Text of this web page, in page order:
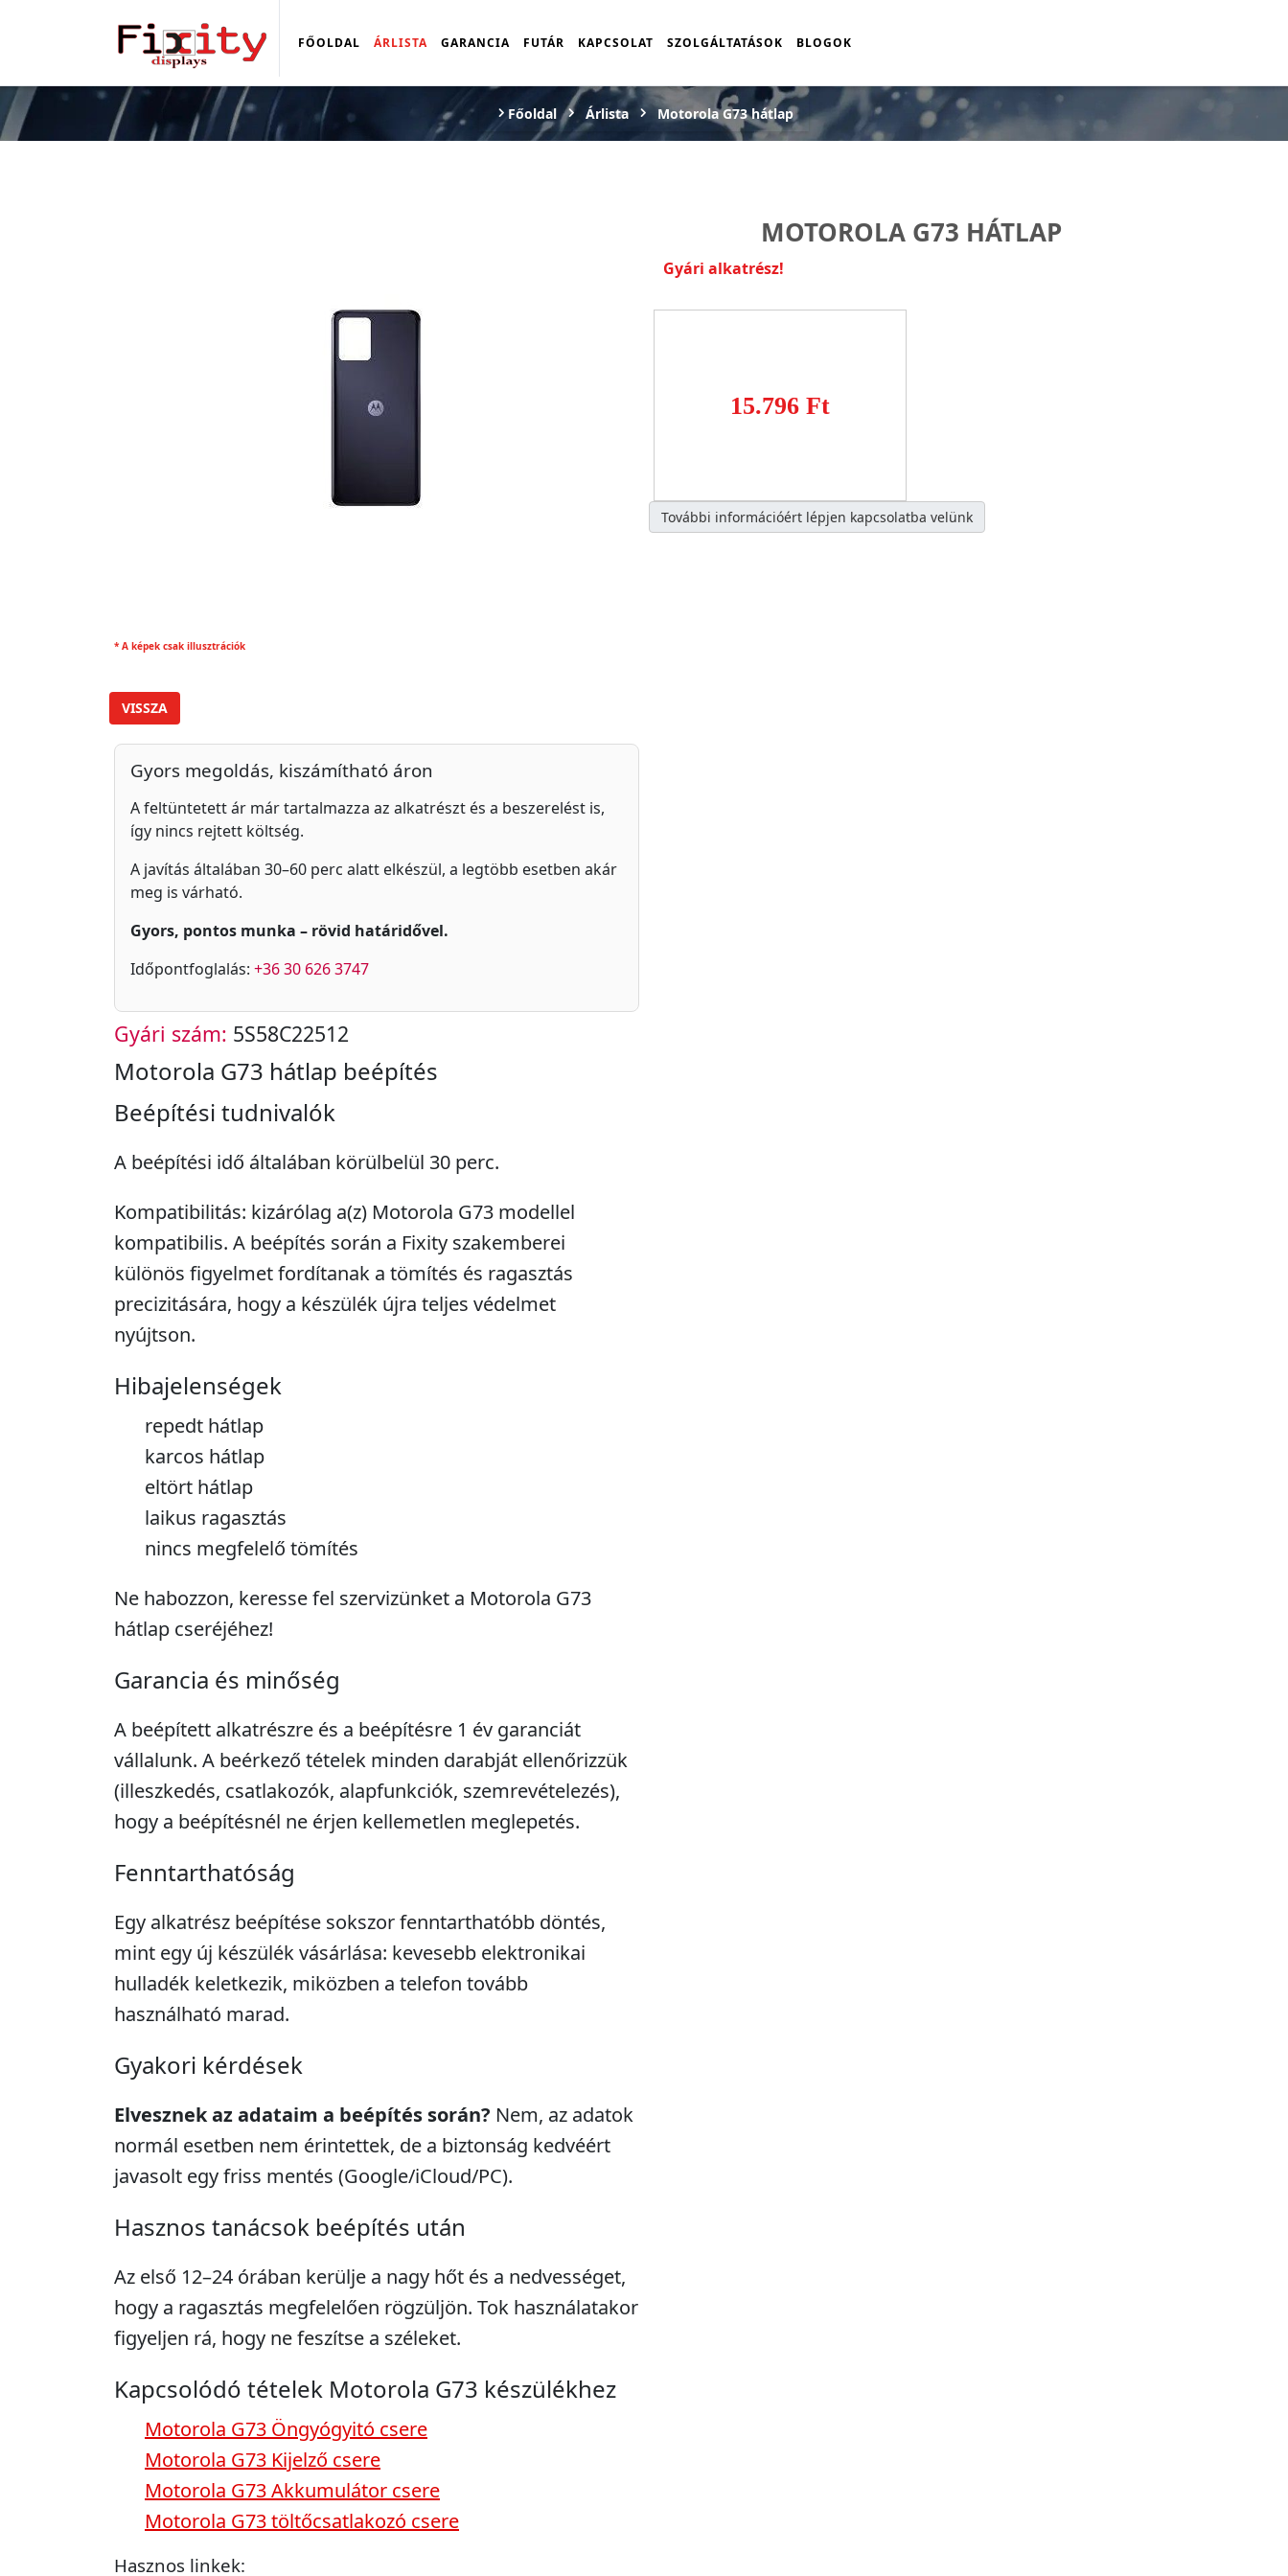
FŐOLDAL ÁRLISTA GARANCIA FUTÁR KAPCSOLAT SZOLGÁLTATÁSOK BLOGOK
Főoldal Árlista Motorola G73 hátlap
* A képek csak illusztrációk
MOTOROLA G73 HÁTLAP
Gyári alkatrész!
15.796 Ft
További információért lépjen kapcsolatba velünk
VISSZA
Gyors megoldás, kiszámítható áron
A feltüntetett ár már tartalmazza az alkatrészt és a beszerelést is,
így nincs rejtett költség.
A javítás általában 30–60 perc alatt elkészül, a legtöbb esetben akár
meg is várható.
Gyors, pontos munka – rövid határidővel.
Időpontfoglalás: +36 30 626 3747
Gyári szám: 5S58C22512
Motorola G73 hátlap beépítés
Beépítési tudnivalók
A beépítési idő általában körülbelül 30 perc.
Kompatibilitás: kizárólag a(z) Motorola G73 modellel
kompatibilis. A beépítés során a Fixity szakemberei
különös figyelmet fordítanak a tömítés és ragasztás
precizitására, hogy a készülék újra teljes védelmet
nyújtson.
Hibajelenségek
repedt hátlap
karcos hátlap
eltört hátlap
laikus ragasztás
nincs megfelelő tömítés
Ne habozzon, keresse fel szervizünket a Motorola G73
hátlap cseréjéhez!
Garancia és minőség
A beépített alkatrészre és a beépítésre 1 év garanciát
vállalunk. A beérkező tételek minden darabját ellenőrizzük
(illeszkedés, csatlakozók, alapfunkciók, szemrevételezés),
hogy a beépítésnél ne érjen kellemetlen meglepetés.
Fenntarthatóság
Egy alkatrész beépítése sokszor fenntarthatóbb döntés,
mint egy új készülék vásárlása: kevesebb elektronikai
hulladék keletkezik, miközben a telefon tovább
használható marad.
Gyakori kérdések
Elvesznek az adataim a beépítés során? Nem, az adatok
normál esetben nem érintettek, de a biztonság kedvéért
javasolt egy friss mentés (Google/iCloud/PC).
Hasznos tanácsok beépítés után
Az első 12–24 órában kerülje a nagy hőt és a nedvességet,
hogy a ragasztás megfelelően rögzüljön. Tok használatakor
figyeljen rá, hogy ne feszítse a széleket.
Kapcsolódó tételek Motorola G73 készülékhez
Motorola G73 Öngyógyitó csere
Motorola G73 Kijelző csere
Motorola G73 Akkumulátor csere
Motorola G73 töltőcsatlakozó csere
Hasznos linkek: